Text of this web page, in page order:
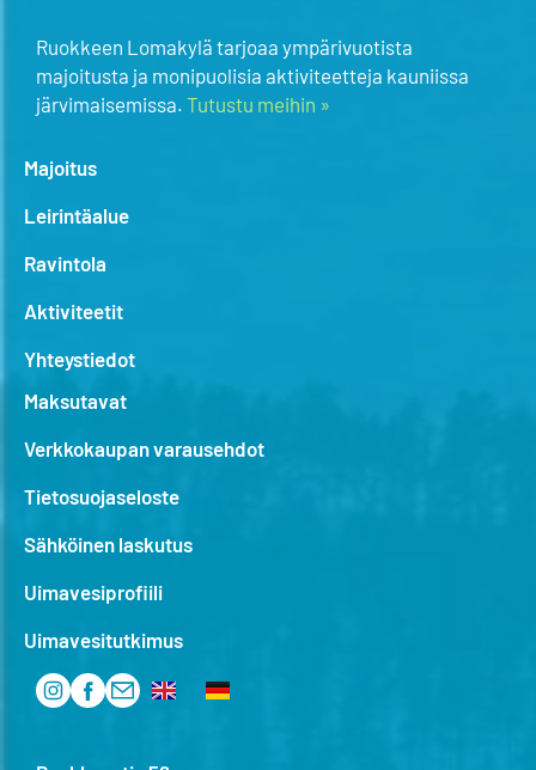
Ruokkeen Lomakylä tarjoaa ympärivuotista
majoitusta ja monipuolisia aktiviteetteja kauniissa
järvimaisemissa. Tutustu meihin »
Majoitus
Leirintäalue
Ravintola
Aktiviteetit
Yhteystiedot
Maksutavat
Verkkokaupan varausehdot
Tietosuojaseloste
Sähköinen laskutus
Uimavesiprofiili
Uimavesitutkimus